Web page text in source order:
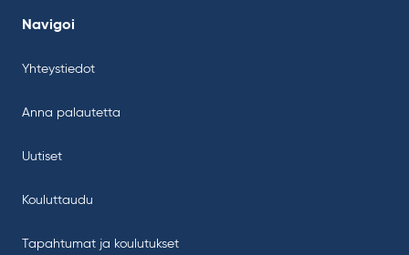
Navigoi
Yhteystiedot
Anna palautetta
Uutiset
Kouluttaudu
Tapahtumat ja koulutukset